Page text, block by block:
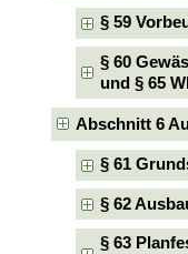
§ 59
§ 60
und § 65
Abschnitt 6
§ 61
§ 62
§ 63